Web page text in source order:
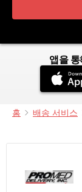
앱을
홈 배송 서비스